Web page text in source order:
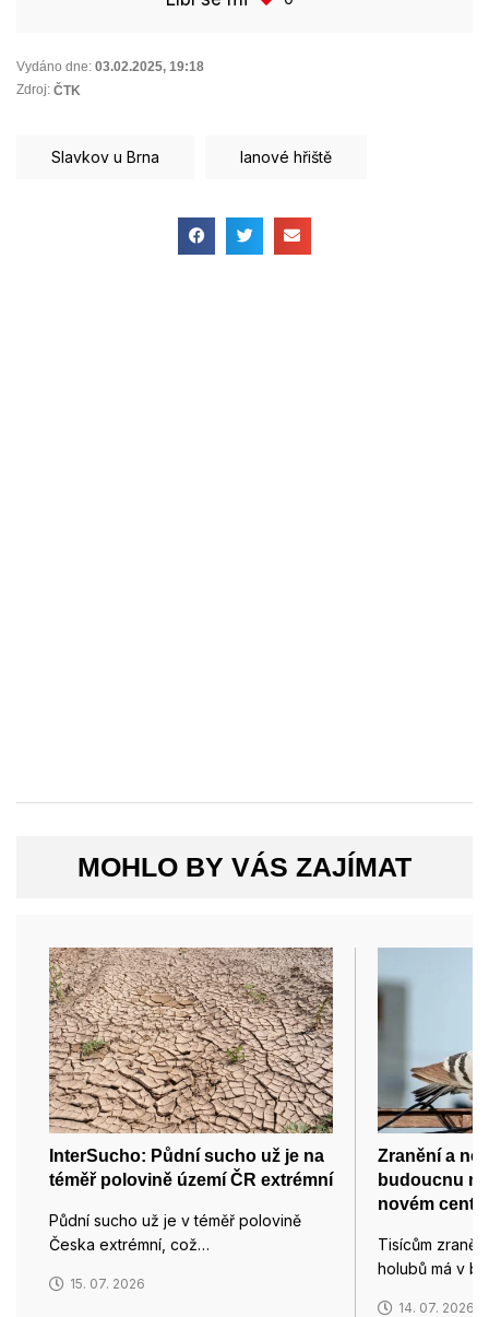
Vydáno dne: 03.02.2025, 19:18
Zdroj: ČTK
Slavkov u Brna lanové hřiště
MOHLO BY VÁS ZAJÍMAT
InterSucho: Půdní sucho už je na
téměř polovině území ČR extrémní
Půdní sucho už je v téměř polovině
Česka extrémní, což…
15. 07. 2026
Zranění a
budoucnu
novém
Tisícům
holubů má v
14. 07. 2026